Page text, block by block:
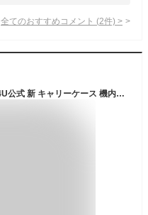
全てのおすすめコメント (2件) >
【600円OFF 4/21限定 ZIPで紹介!】B4U公式 新 キャリーケース 機内持ち込み スーツケース かわいい キャリーバッグ フロントオープン 前開き 2泊3日 3泊4日 Sサイズ Mサイズ 20インチ 24インチ 多機能 カップホルダー 静音 軽量 大容量 GW ストッパー 修学旅行 ベージュ